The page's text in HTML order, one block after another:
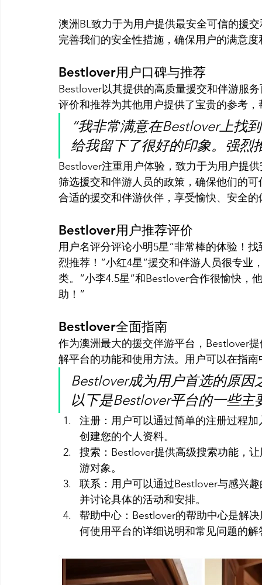
澳洲BL致力于为用户提供最安全可信的援
完善我们的安全性措施，确保用户的满意度
Bestlover用户口碑与推荐
Bestlover以其提供的高质量援交和伴游服
评价和推荐为其他用户提供了宝贵的参考
“我非常满意在Bestlover上找
给我留下了很好的印象。强烈
Bestlover注重用户体验，致力于为用户提
筛选援交和伴游人员的政策，确保他们的
合适的援交和伴游伙伴，享受愉快、安全的
Bestlover用户推荐评价
用户名评分评论小明5星”非常棒的体验！
烈推荐！”小红4星”援交和伴游人员很专业
类。”小李4.5星”和Bestlover合作很愉快，
助！”
Bestlover全面指南
作为澳洲最大的援交伴游平台，Bestlover
解平台的功能和使用方法。用户可以在指
Bestlover成为用户首选的原
以下是Bestlover平台的一些主
注册：用户可以通过简单的注册过程
创建您的个人资料。
搜索：Bestlover提供高级搜索功能，
游对象。
联系：用户可以通过Bestlover与感兴
并讨论具体的活动和安排。
帮助中心：Bestlover的帮助中心是解
何使用平台的详细说明和常见问题的解